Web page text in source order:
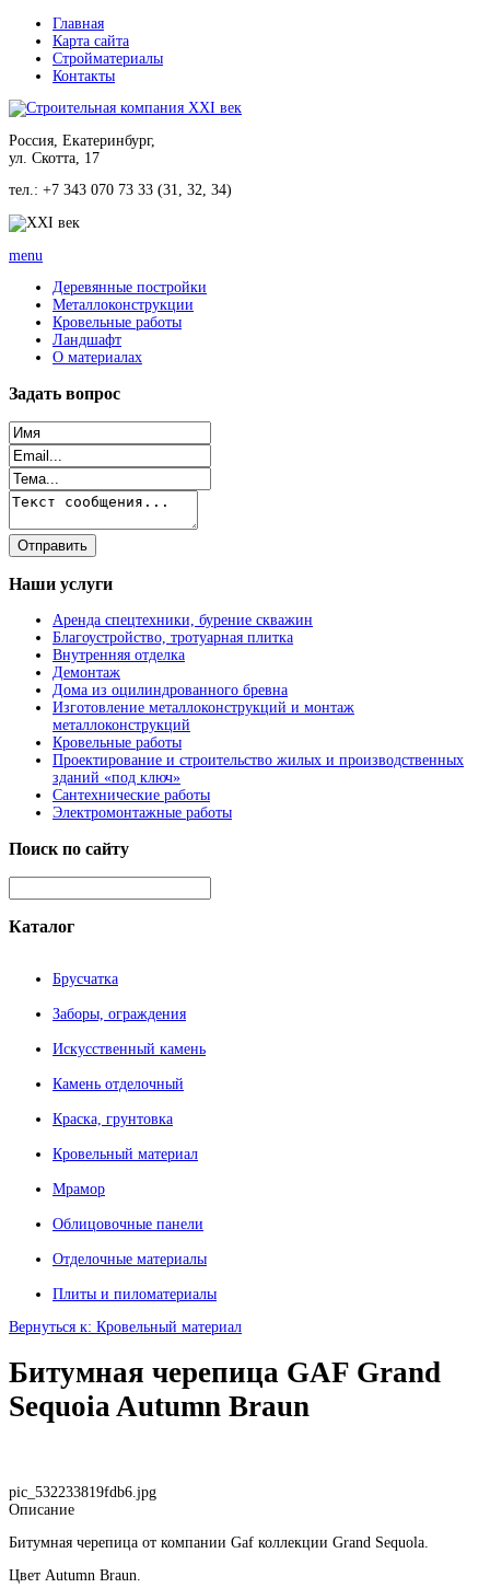
Главная
Карта сайта
Стройматериалы
Контакты
Россия, Екатеринбург,
ул. Скотта, 17
тел.: +7 343 070 73 33 (31, 32, 34)
menu
Деревянные постройки
Металлоконструкции
Кровельные работы
Ландшафт
О материалах
Задать вопрос
Наши услуги
Аренда спецтехники, бурение скважин
Благоустройство, тротуарная плитка
Внутренняя отделка
Демонтаж
Дома из оцилиндрованного бревна
Изготовление металлоконструкций и монтаж
металлоконструкций
Кровельные работы
Проектирование и строительство жилых и производственных
зданий «под ключ»
Сантехнические работы
Электромонтажные работы
Поиск по сайту
Каталог
Брусчатка
Заборы, ограждения
Искусственный камень
Камень отделочный
Краска, грунтовка
Кровельный материал
Мрамор
Облицовочные панели
Отделочные материалы
Плиты и пиломатериалы
Вернуться к: Кровельный материал
Битумная черепица GAF Grand
Sequoia Autumn Braun
pic_532233819fdb6.jpg
Описание
Битумная черепица от компании Gaf коллекции Grand Sequola.
Цвет Autumn Braun.